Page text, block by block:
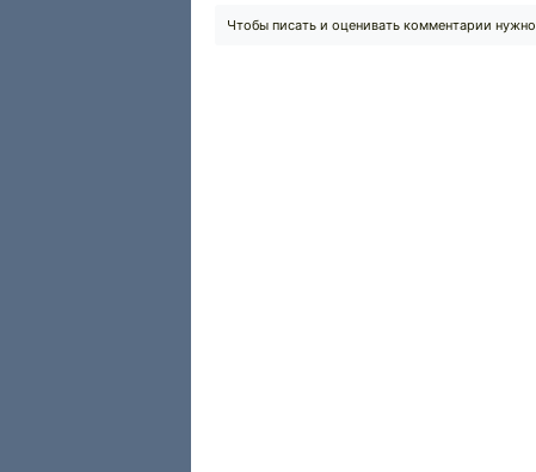
Чтобы писать и оценивать комментарии нужно